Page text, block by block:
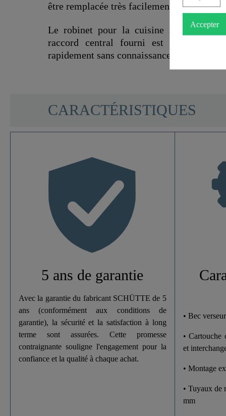
être remplacée très facilement.
Le robinet pour la cuisine séduit par
raccord central fourni est pratique et
rapidement sans connaissances techniques.
Type De Connexion
Largeur
Hauteur
Longueur
CARACTÉRISTIQUES
5 ans de garantie
Avec la garantie du fabricant SCHÜTTE de 5
ans (conformément aux conditions de
garantie), la sécurité et la satisfaction à long
terme sont assurées. Cette promesse
contraignante souligne l'engagement pour la
confiance et la qualité à chaque achat.
• Bec
• Cartouche
et
• Montage
• Tuyaux de
mm
Accepter